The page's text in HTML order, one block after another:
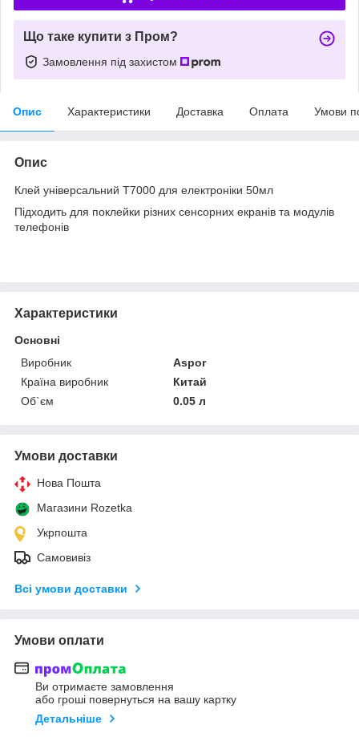
Що таке купити з Пром?
Замовлення під захистом
Опис Характеристики Доставка Оплата Умови
Опис
Клей універсальний T7000 для електроніки 50мл
Підходить для поклейки різних сенсорних екранів та модулів
телефонів
Характеристики
Основні
Виробник
Aspor
Країна виробник
Китай
Об`єм
0.05 л
Умови доставки
Нова Пошта
Магазини Rozetka
Укрпошта
Самовивіз
Всі умови доставки
Умови оплати
Ви отримаєте замовлення
або гроші повернуться на вашу картку
Детальніше